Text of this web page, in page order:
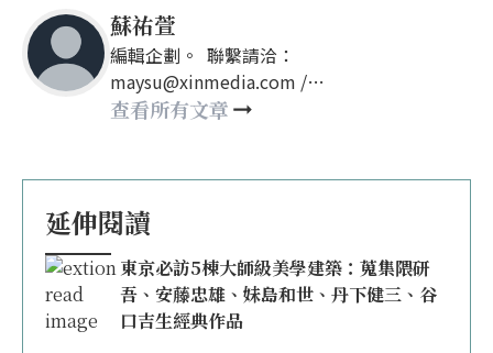
蘇祐萱
編輯企劃。 聯繫請洽：
maysu@xinmedia.com /
may860527@gmail.com
查看所有文章
延伸閱讀
東京必訪5棟大師級美學建築：蒐集隈研
吾、安藤忠雄、妹島和世、丹下健三、谷
口吉生經典作品